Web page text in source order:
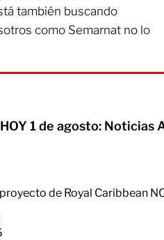
también buscando
como Semarnat no lo
1 de agosto: Noticias
de Royal Caribbean